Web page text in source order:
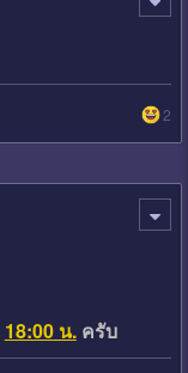
2
18:00 น.ครับ